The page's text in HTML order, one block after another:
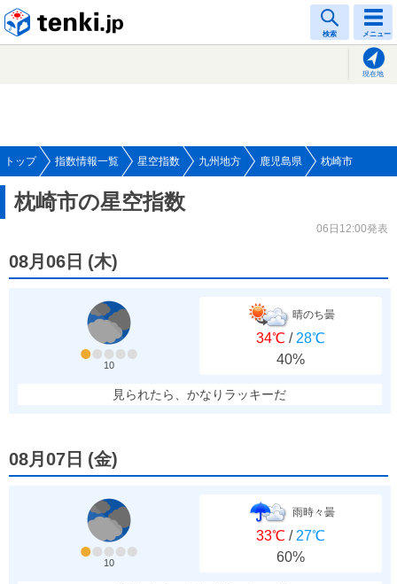
検索 メニュー
現在地
トップ 指数情報一覧 星空指数 九州地方 鹿児島県 枕崎市
枕崎市の星空指数
06日12:00発表
08月06日 (木)
10
晴のち曇
34℃ / 28℃
40%
見られたら、かなりラッキーだ
08月07日 (金)
10
雨時々曇
33℃ / 27℃
60%